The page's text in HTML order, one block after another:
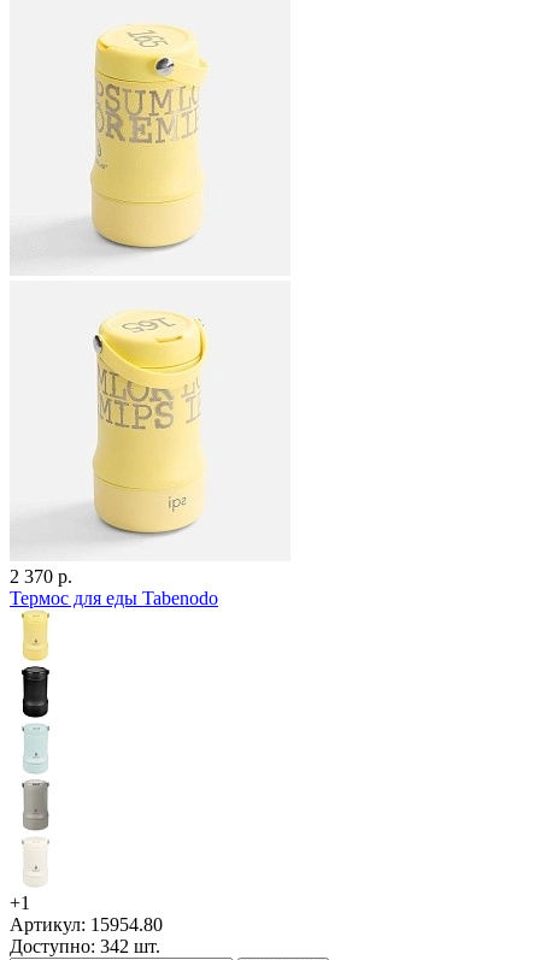
2 370 р.
Термос для еды Tabenodo
+1
Артикул: 15954.80
Доступно: 342 шт.